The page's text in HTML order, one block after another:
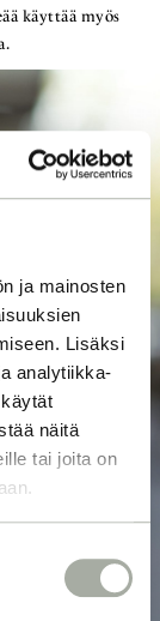
ja mainosten
Lisäksi
analytiikka-
näitä
tai joita on
käyttää myös